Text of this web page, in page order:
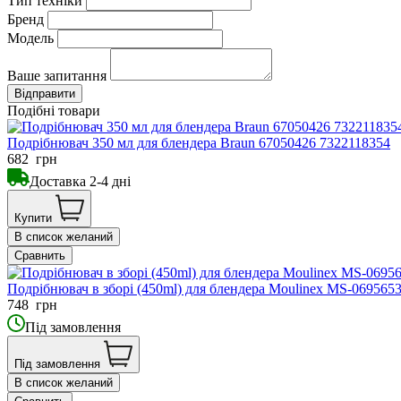
Бренд
Модель
Ваше запитання
Подібні товари
Подрібнювач 350 мл для блендера Braun 67050426 7322118354
682 грн
Доставка 2-4 дні
Купити
В список желаний
Сравнить
Подрібнювач в зборі (450ml) для блендера Moulinex MS-0695653
748 грн
Під замовлення
Під замовлення
В список желаний